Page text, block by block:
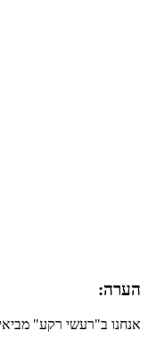
הערה:
אנחנו ב"רעשי רקע"